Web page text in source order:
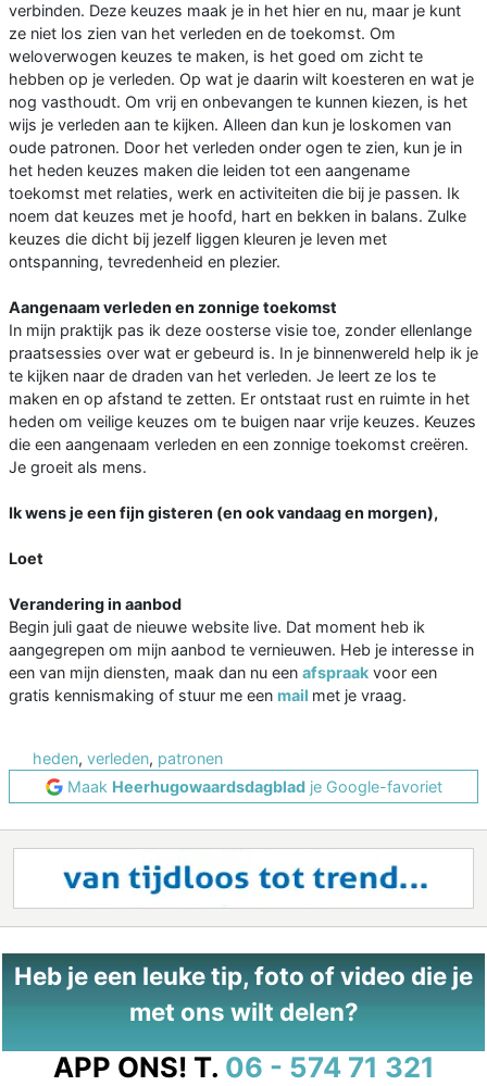
verbinden. Deze keuzes maak je in het hier en nu, maar je kunt
ze niet los zien van het verleden en de toekomst. Om
weloverwogen keuzes te maken, is het goed om zicht te
hebben op je verleden. Op wat je daarin wilt koesteren en wat je
nog vasthoudt. Om vrij en onbevangen te kunnen kiezen, is het
wijs je verleden aan te kijken. Alleen dan kun je loskomen van
oude patronen. Door het verleden onder ogen te zien, kun je in
het heden keuzes maken die leiden tot een aangename
toekomst met relaties, werk en activiteiten die bij je passen. Ik
noem dat keuzes met je hoofd, hart en bekken in balans. Zulke
keuzes die dicht bij jezelf liggen kleuren je leven met
ontspanning, tevredenheid en plezier.
Aangenaam verleden en zonnige toekomst
In mijn praktijk pas ik deze oosterse visie toe, zonder ellenlange
praatsessies over wat er gebeurd is. In je binnenwereld help ik je
te kijken naar de draden van het verleden. Je leert ze los te
maken en op afstand te zetten. Er ontstaat rust en ruimte in het
heden om veilige keuzes om te buigen naar vrije keuzes. Keuzes
die een aangenaam verleden en een zonnige toekomst creëren.
Je groeit als mens.
Ik wens je een fijn gisteren (en ook vandaag en morgen),
Loet
Verandering in aanbod
Begin juli gaat de nieuwe website live. Dat moment heb ik
aangegrepen om mijn aanbod te vernieuwen. Heb je interesse in
een van mijn diensten, maak dan nu een afspraak voor een
gratis kennismaking of stuur me een mail met je vraag.
heden, verleden, patronen
Maak Heerhugowaardsdagbladje Google-favoriet
Heb je een leuke tip, foto of video die je
met ons wilt delen?
APP ONS! T. 06 - 574 71 321